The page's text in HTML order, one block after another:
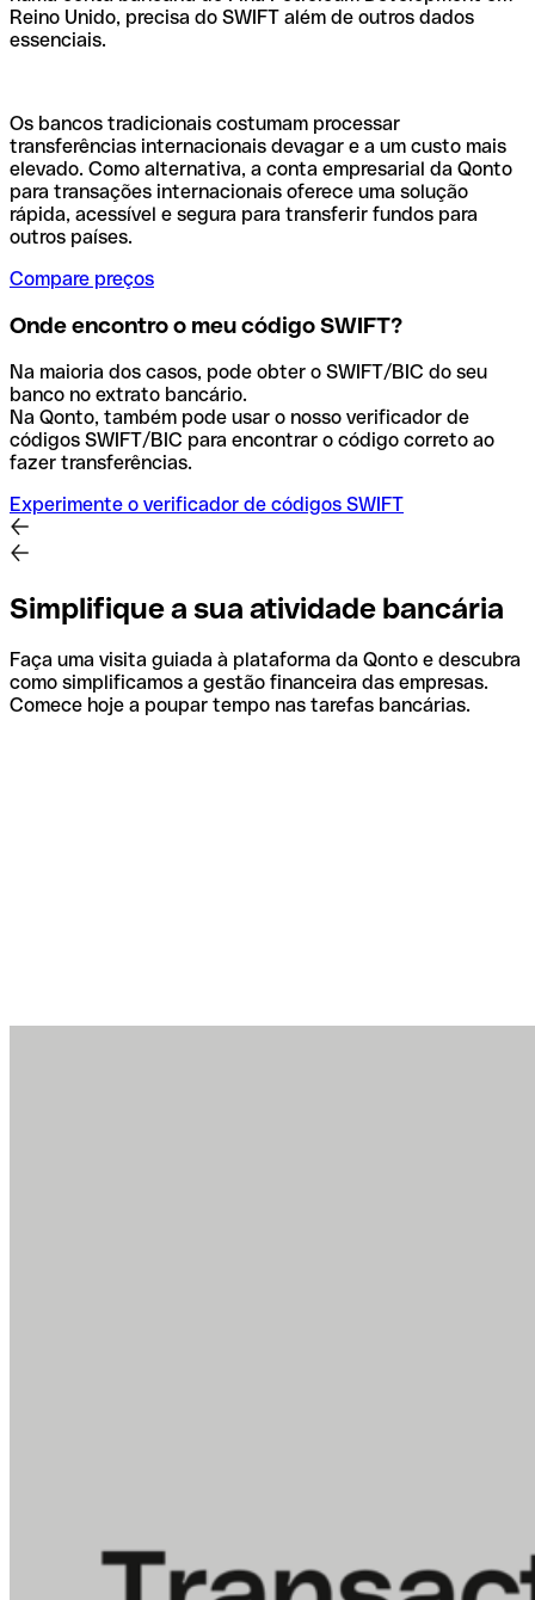
Reino Unido, precisa do SWIFT além de outros dados
essenciais.
Os bancos tradicionais costumam processar
transferências internacionais devagar e a um custo mais
elevado. Como alternativa, a conta empresarial da Qonto
para transações internacionais oferece uma solução
rápida, acessível e segura para transferir fundos para
outros países.
Compare preços
Onde encontro o meu código SWIFT?
Na maioria dos casos, pode obter o SWIFT/BIC do seu
banco no extrato bancário.
Na Qonto, também pode usar o nosso verificador de
códigos SWIFT/BIC para encontrar o código correto ao
fazer transferências.
Experimente o verificador de códigos SWIFT
Simplifique a sua atividade bancária
Faça uma visita guiada à plataforma da Qonto e descubra
como simplificamos a gestão financeira das empresas.
Comece hoje a poupar tempo nas tarefas bancárias.